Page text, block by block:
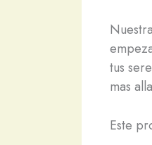
tus
mas
Este